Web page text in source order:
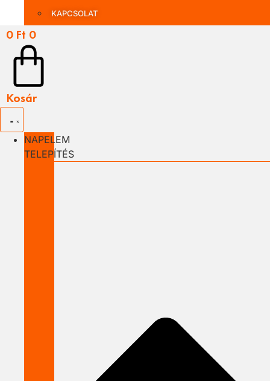
KAPCSOLAT
0 Ft 0
Kosár
NAPELEM
TELEPÍTÉS